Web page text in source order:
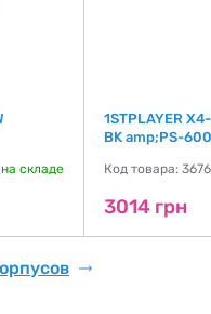
на складе
1STPLAYER
BK amp;PS-
Код товара:
3014 грн